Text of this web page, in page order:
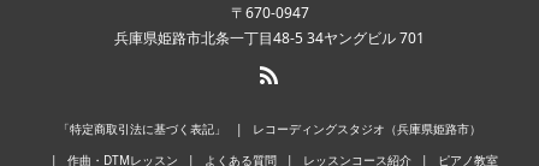
〒670-0947
兵庫県姫路市北条一丁目48-5 34ヤングビル 701
「特定商取引法に基づく表記」
レコーディングスタジオ（兵庫県姫路市）
作曲・DTMレッスン
よくある質問 レッスンコース紹介 ピアノ教室